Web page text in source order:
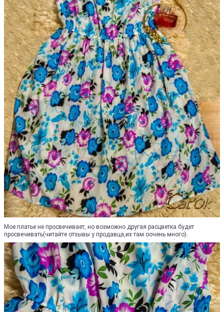
Мое платье не просвечивает, но возможно другая расцветка будет
просвечивать(читайте отзывы у продавца,их там оочень много).